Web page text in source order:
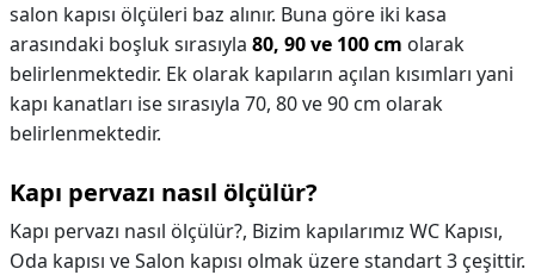
salon kapısı ölçüleri baz alınır. Buna göre iki kasa
arasındaki boşluk sırasıyla 80, 90 ve 100 cm olarak
belirlenmektedir. Ek olarak kapıların açılan kısımları yani
kapı kanatları ise sırasıyla 70, 80 ve 90 cm olarak
belirlenmektedir.
Kapı pervazı nasıl ölçülür?
Kapı pervazı nasıl ölçülür?, Bizim kapılarımız WC Kapısı,
Oda kapısı ve Salon kapısı olmak üzere standart 3 çeşittir.